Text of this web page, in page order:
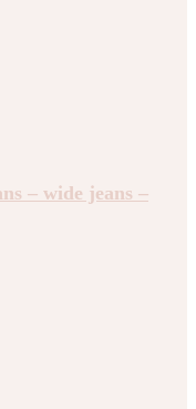
– wide jeans –